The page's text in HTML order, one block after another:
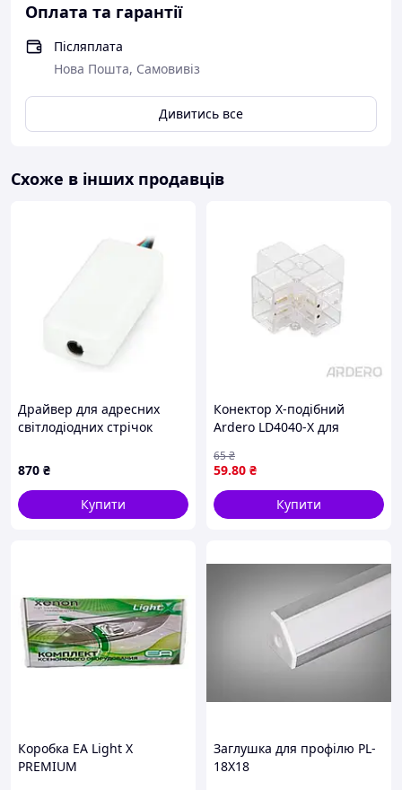
Оплата та гарантії
Післяплата
Нова Пошта, Самовивіз
Дивитись все
Схоже в інших продавців
Драйвер для адресних
світлодіодних стрічок
870 ₴
Купити
Конектор X-подібний
Ardero LD4040-X для
ModuLine
59.80 ₴
65₴
Купити
Коробка EA Light X
PREMIUM
Заглушка для профілю PL-
18X18